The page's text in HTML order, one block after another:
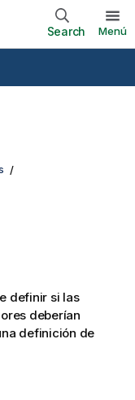
Search Menú
definir si las
deberían
definición de